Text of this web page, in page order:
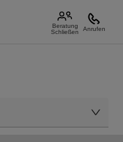
Beratung
Schließen
Anrufen